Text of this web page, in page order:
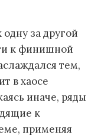
за другой
к финишной
тем,
в хаосе
иначе, ряды
к
применяя